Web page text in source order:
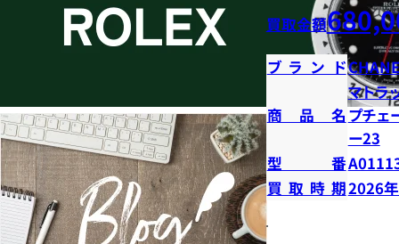
買取金額
ブランド
商品名
マトラ
プチェ
ー23
型番
買取時期2026